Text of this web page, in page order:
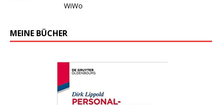
WiWo
MEINE BÜCHER